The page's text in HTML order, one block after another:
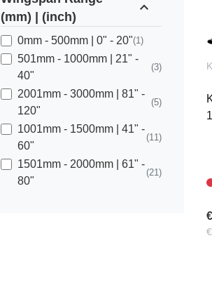
(mm) | (inch)
expand_less
0mm - 500mm | 0" - 20"(1)
501mm - 1000mm | 21" -
40"
(3)
2001mm - 3000mm | 81" -
120"
(5)
1001mm - 1500mm | 41" -
60"
(11)
1501mm - 2000mm | 61" -
80"
(21)